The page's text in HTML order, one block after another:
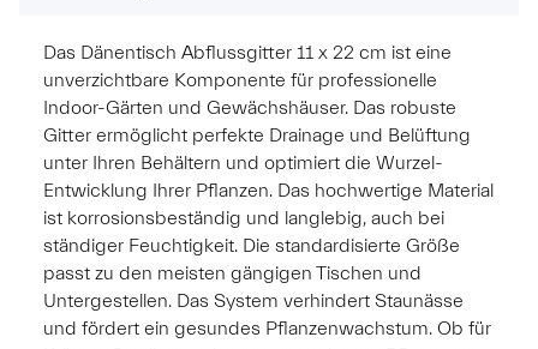
Das Dänentisch Abflussgitter 11 x 22 cm ist eine
unverzichtbare Komponente für professionelle
Indoor-Gärten und Gewächshäuser. Das robuste
Gitter ermöglicht perfekte Drainage und Belüftung
unter Ihren Behältern und optimiert die Wurzel-
Entwicklung Ihrer Pflanzen. Das hochwertige Material
ist korrosionsbeständig und langlebig, auch bei
ständiger Feuchtigkeit. Die standardisierte Größe
passt zu den meisten gängigen Tischen und
Untergestellen. Das System verhindert Staunässe
und fördert ein gesundes Pflanzenwachstum. Ob für